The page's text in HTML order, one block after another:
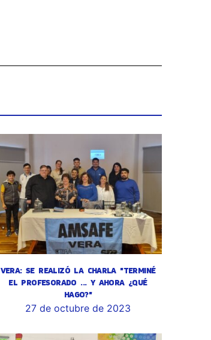
VERA: SE REALIZÓ LA CHARLA "TERMINÉ
EL PROFESORADO ... Y AHORA ¿QUÉ
HAGO?"
27 de octubre de 2023